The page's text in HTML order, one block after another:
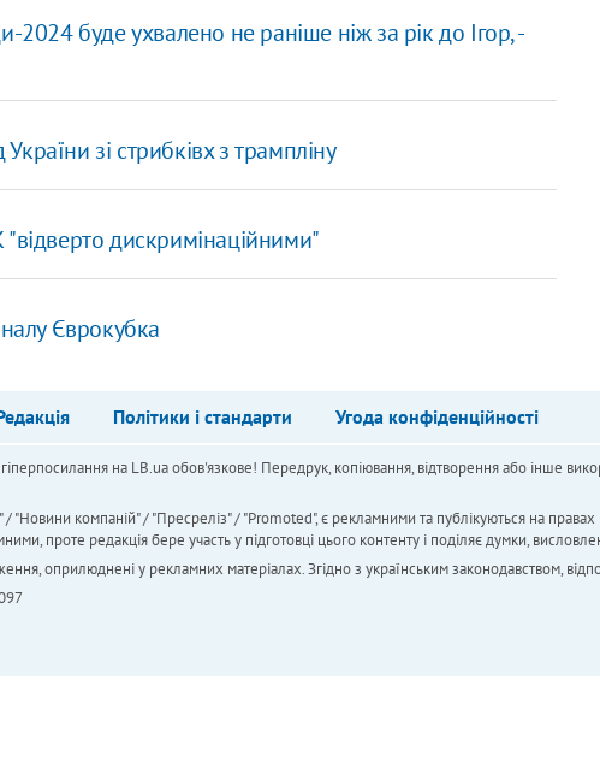
2024 буде ухвалено не раніше ніж за рік до Ігор, -
зі стрибківх з трампліну
дискримінаційними"
Єврокубка
Політики і стандарти Угода конфіденційності
на LB.ua обов'язкове! Передрук, копіювання, відтворення або інше
/ "Новини компаній" / "Пресреліз" / "Promoted", є рекламними та публікуються на
проте редакція бере участь у підготовці цього контенту і поділяє думки,
оприлюднені у рекламних матеріалах. Згідно з українським законодавством,